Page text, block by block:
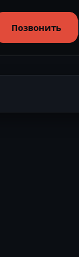
Позвонить